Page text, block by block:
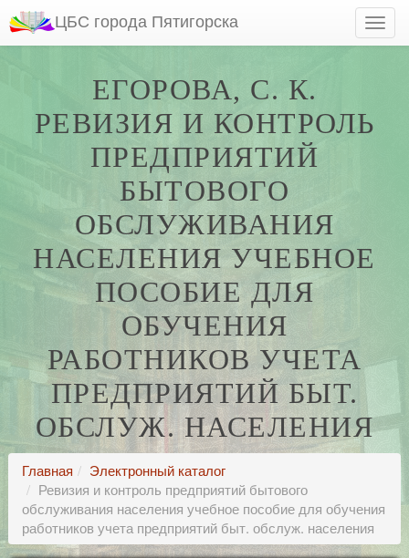
ЦБС города Пятигорска
ЕГОРОВА, С. К.
РЕВИЗИЯ И КОНТРОЛЬ
ПРЕДПРИЯТИЙ
БЫТОВОГО
ОБСЛУЖИВАНИЯ
НАСЕЛЕНИЯ УЧЕБНОЕ
ПОСОБИЕ ДЛЯ
ОБУЧЕНИЯ
РАБОТНИКОВ УЧЕТА
ПРЕДПРИЯТИЙ БЫТ.
ОБСЛУЖ. НАСЕЛЕНИЯ
Главная
Электронный каталог
Ревизия и контроль предприятий бытового
обслуживания населения учебное пособие для обучения
работников учета предприятий быт. обслуж. населения